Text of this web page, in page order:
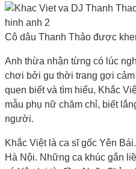
Cô dâu Thanh Thảo được
Anh thừa nhận từng có lúc
chơi bởi gu thời trang gợi
quen biết và tìm hiểu, Khắc
mẫu phụ nữ chăm chỉ, biết
người.
Khắc Việt là ca sĩ gốc Yên
Hà Nội. Những ca khúc gắn